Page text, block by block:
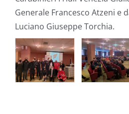
Generale Francesco Atzeni e
Luciano Giuseppe Torchia.